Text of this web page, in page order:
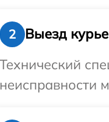
2
Выезд
Технический
неисправности